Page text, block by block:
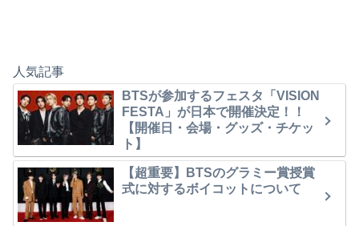
人気記事
BTSが参加するフェスタ「VISION
FESTA」が日本で開催決定！！
【開催日・会場・グッズ・チケッ
ト】
【超重要】BTSのグラミー賞授賞
式に対するボイコットについて